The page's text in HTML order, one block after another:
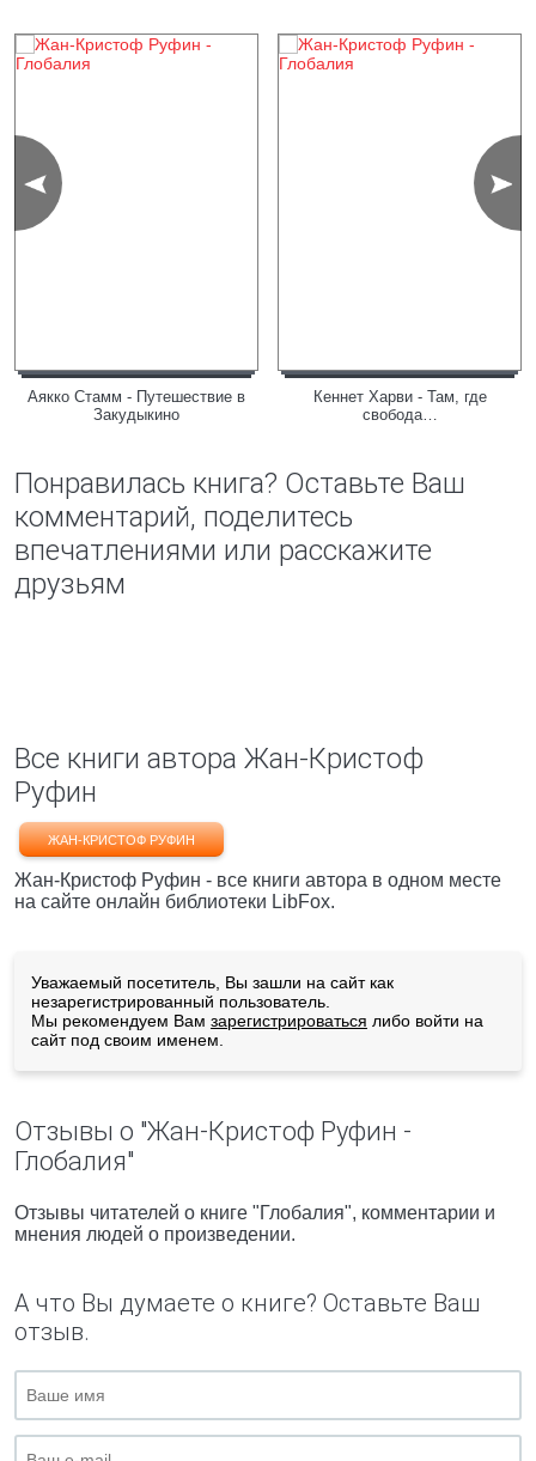
Аякко Стамм - Путешествие в
Закудыкино
Кеннет Харви - Там, где
свобода…
Понравилась книга? Оставьте Ваш
комментарий, поделитесь
впечатлениями или расскажите
друзьям
Все книги автора Жан-Кристоф
Руфин
ЖАН-КРИСТОФ РУФИН
Жан-Кристоф Руфин - все книги автора в одном месте
на сайте онлайн библиотеки LibFox.
Уважаемый посетитель, Вы зашли на сайт как
незарегистрированный пользователь.
Мы рекомендуем Вам зарегистрироваться либо войти на
сайт под своим именем.
Отзывы о "Жан-Кристоф Руфин -
Глобалия"
Отзывы читателей о книге "Глобалия", комментарии и
мнения людей о произведении.
А что Вы думаете о книге? Оставьте Ваш
отзыв.